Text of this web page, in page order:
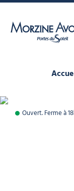
Ouvert. Ferme à